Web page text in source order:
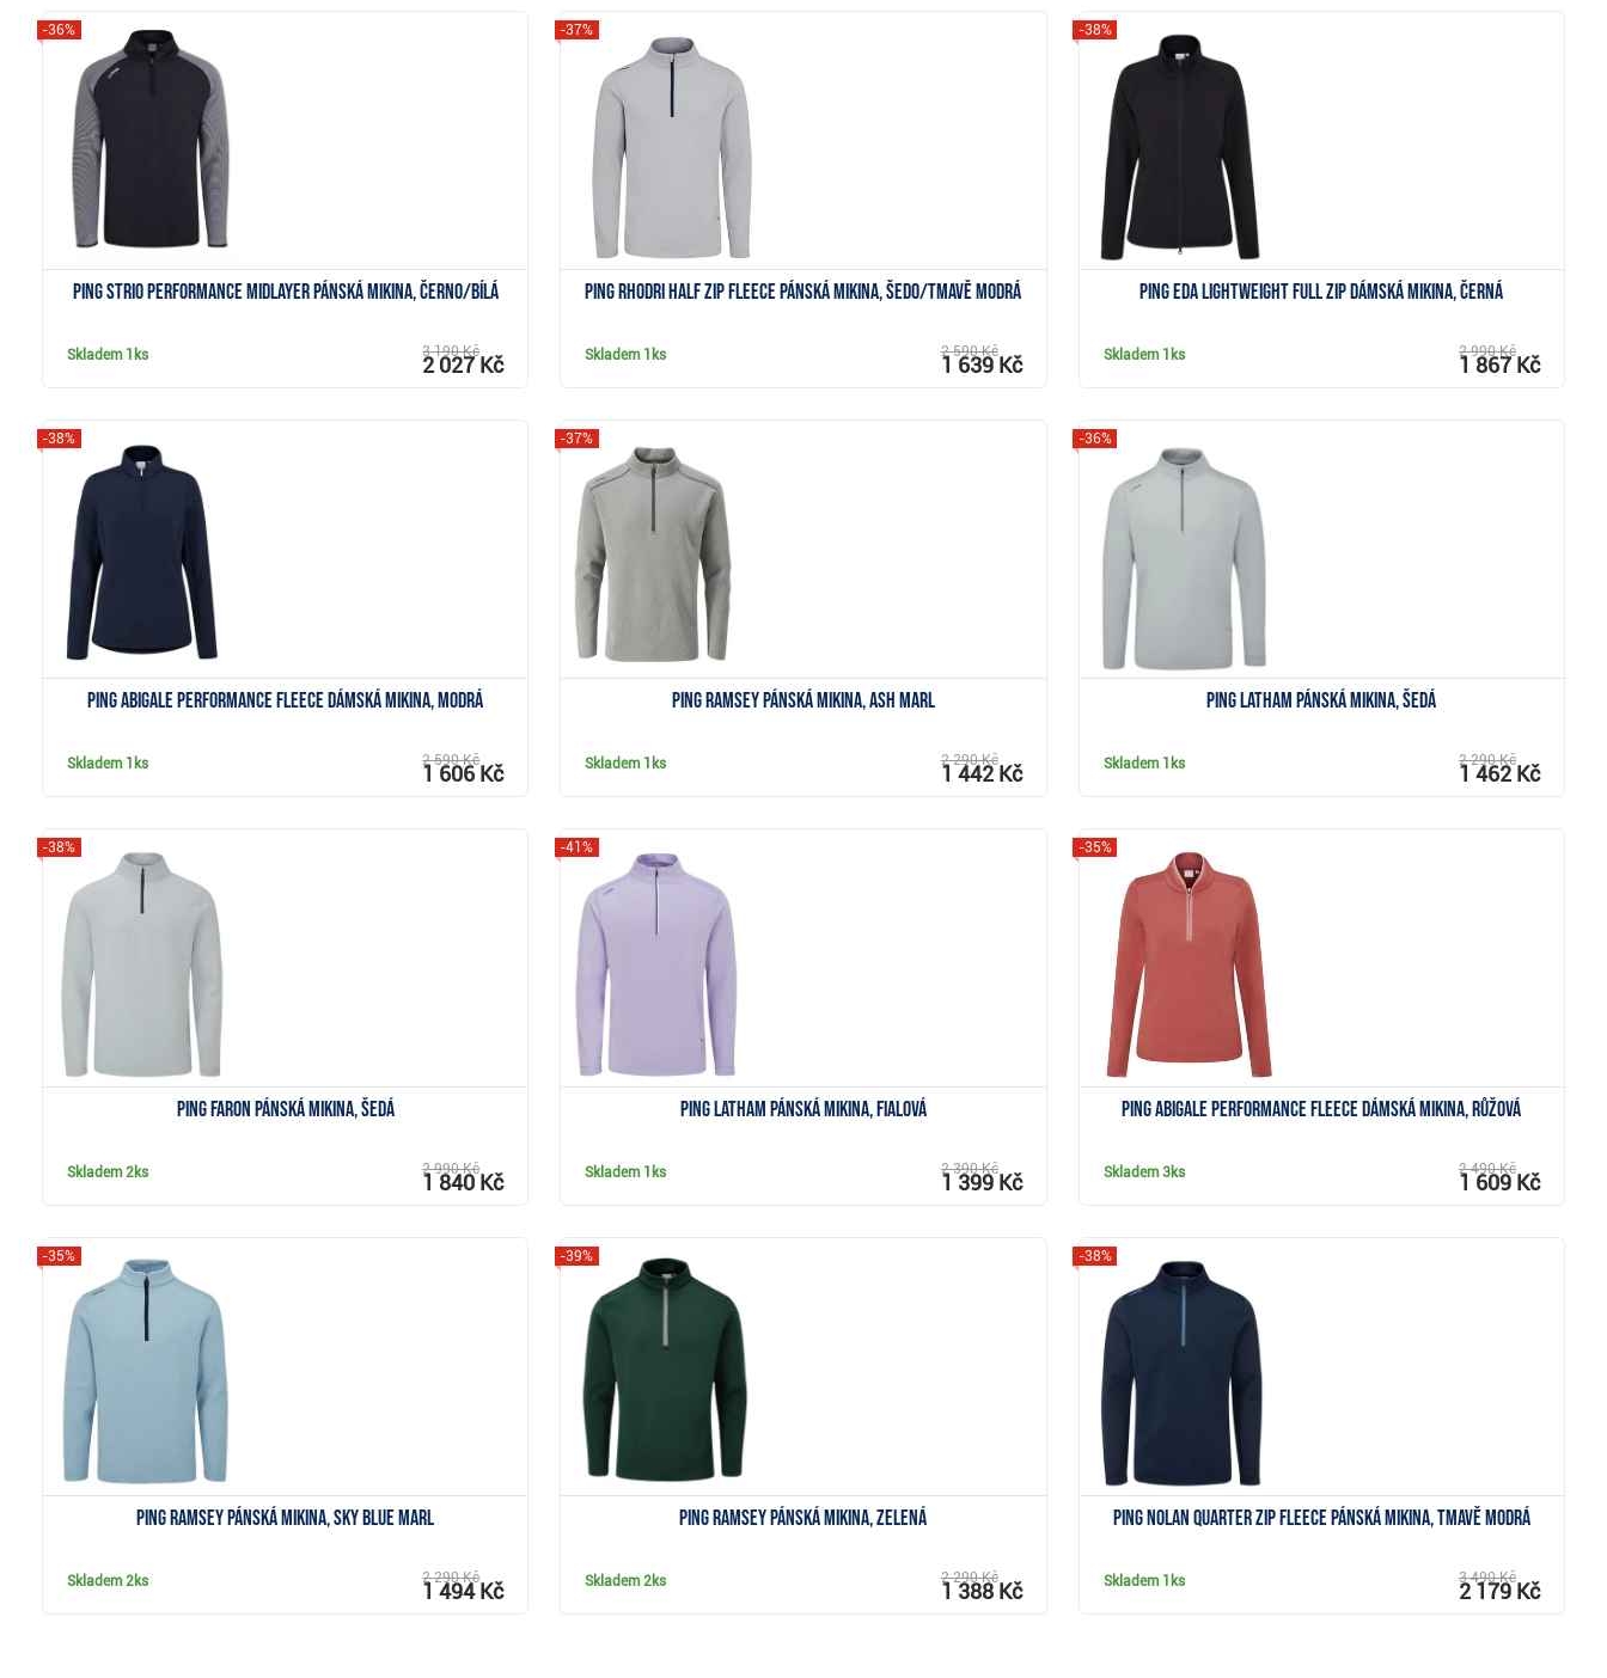
Ping Strio Performance Midlayer pánská mikina, černo/bílá
-36%
Skladem 1ks 3 190 Kč
2 027 Kč
Ping Rhodri Half Zip Fleece pánská mikina, šedo/tmavě modrá
-37%
Skladem 1ks 2 590 Kč
1 639 Kč
Ping Eda Lightweight Full Zip dámská mikina, černá
-38%
Skladem 1ks 2 990 Kč
1 867 Kč
Ping Abigale Performance Fleece dámská mikina, modrá
-38%
Skladem 1ks 2 590 Kč
1 606 Kč
Ping Ramsey pánská mikina, ash marl
-37%
Skladem 1ks 2 290 Kč
1 442 Kč
PING Latham pánská mikina, šedá
-36%
Skladem 1ks 2 290 Kč
1 462 Kč
Ping Faron pánská mikina, šedá
-38%
Skladem2ks 2 990 Kč
1 840 Kč
PING Latham pánská mikina, fialová
-41%
Skladem 1ks 2 390 Kč
1 399 Kč
Ping Abigale Performance Fleece dámská mikina, růžová
-35%
Skladem3ks 2 490 Kč
1 609 Kč
Ping Ramsey pánská mikina, sky blue marl
-35%
Skladem2ks 2 290 Kč
1 494 Kč
Ping Ramsey pánská mikina, zelená
-39%
Skladem2ks 2 290 Kč
1 388 Kč
Ping Nolan Quarter Zip Fleece pánská mikina, tmavě modrá
-38%
Skladem 1ks 3 490 Kč
2 179 Kč